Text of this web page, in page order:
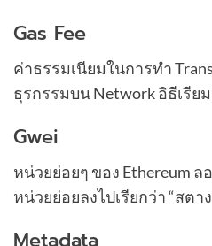
Gas Fee
ค่าธรรมเนียมในการทำ
ธุรกรรมบน Network อิธีเรียม
Gwei
หน่วยย่อยๆ ของ Ethereum ล
หน่วยย่อยลงไปเรียกว่า “สตา